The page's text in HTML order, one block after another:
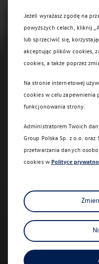
Jeżeli wyrażasz zgodę na
powyższych celach, kliknij
lub sprzeciwić się,
akceptując plików cookies,
cookies, a także poprzez
Na stronie internetowej
cookies w celu zapewnienia
funkcjonowania strony.
Administratorem Twoich
Group Polska Sp. z o.o. oraz
przetwarzania danych
cookies w Polityce